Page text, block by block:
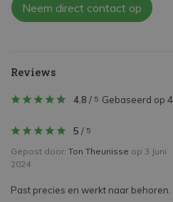
Neem direct contact op
Reviews
4.8 / 5 Gebaseerd op
5 / 5
Gepost door: Ton Theunisse op 3 Juni
2024
Past precies en werkt naar behoren.